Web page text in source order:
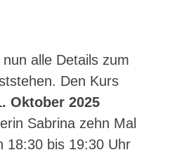
alle Details zum
Den Kurs
Oktober 2025
Sabrina zehn Mal
18:30 bis 19:30 Uhr